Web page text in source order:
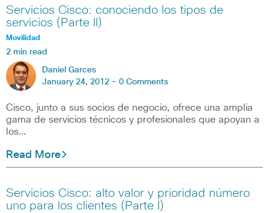
Servicios Cisco: conociendo los tipos de
servicios (Parte II)
Movilidad
2 min read
Daniel Garces
January 24, 2012 - 0 Comments
Cisco, junto a sus socios de negocio, ofrece una amplia
gama de servicios técnicos y profesionales que apoyan a
los…
Read More
Servicios Cisco: alto valor y prioridad número
uno para los clientes (Parte I)